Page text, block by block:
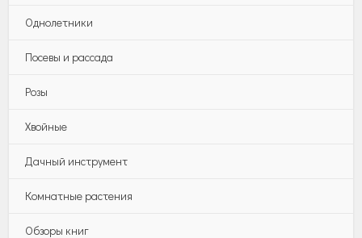
Однолетники
Посевы и рассада
Розы
Хвойные
Дачный инструмент
Комнатные растения
Обзоры книг